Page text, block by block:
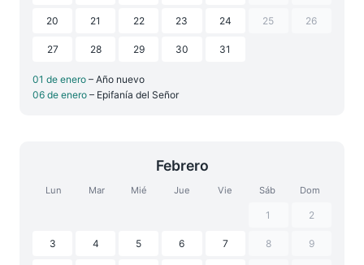
20 21 22 23 24 25 26
27 28 29 30 31
01 de enero – Año nuevo
06 de enero – Epifanía del Señor
Febrero
Lun Mar Mié Jue Vie Sáb Dom
1 2
3 4 5 6 7 8 9